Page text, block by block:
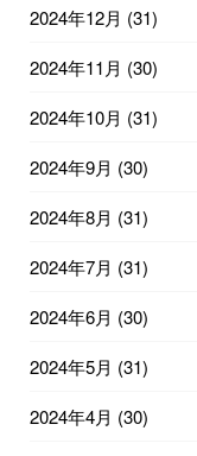
2024年12月 (31)
2024年11月 (30)
2024年10月 (31)
2024年9月 (30)
2024年8月 (31)
2024年7月 (31)
2024年6月 (30)
2024年5月 (31)
2024年4月 (30)